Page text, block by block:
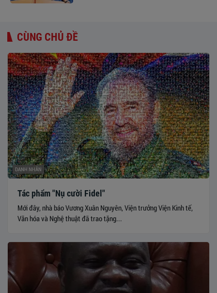
CÙNG CHỦ ĐỀ
DANH NHÂN
Tác phẩm "Nụ cười Fidel"
Mới đây, nhà báo Vương Xuân Nguyên, Viện trưởng Viện Kinh tế,
Văn hóa và Nghệ thuật đã trao tặng...